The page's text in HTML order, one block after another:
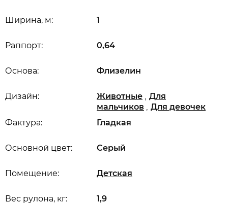
Ширина, м: 1
Вес рулона, кг: 1,9
Раппорт: 0,64
Основной цвет: Серый
Дизайн: Животные , Для
мальчиков , Для девочек
Основа: Флизелин
Помещение: Детская
Фактура: Гладкая